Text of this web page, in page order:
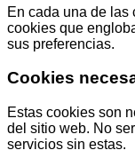
En cada una de las
cookies que
sus preferencias.
Cookies
Estas cookies son
del sitio web. No
servicios sin estas.